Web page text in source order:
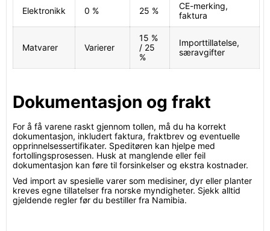
Elektronikk 0 % 25 %
CE-merking,
faktura
Matvarer Varierer
15 %
/ 25
%
Importtillatelse,
særavgifter
Dokumentasjon og frakt
For å få varene raskt gjennom tollen, må du ha korrekt
dokumentasjon, inkludert faktura, fraktbrev og eventuelle
opprinnelsessertifikater. Speditøren kan hjelpe med
fortollingsprosessen. Husk at manglende eller feil
dokumentasjon kan føre til forsinkelser og ekstra kostnader.
Ved import av spesielle varer som medisiner, dyr eller planter
kreves egne tillatelser fra norske myndigheter. Sjekk alltid
gjeldende regler før du bestiller fra Namibia.